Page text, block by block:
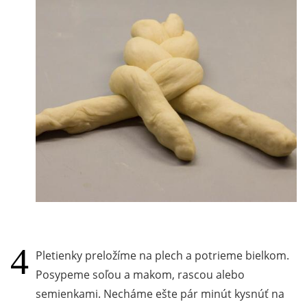
Pletienky preložíme na plech a potrieme bielkom.
Posypeme soľou a makom, rascou alebo
semienkami. Necháme ešte pár minút kysnúť na